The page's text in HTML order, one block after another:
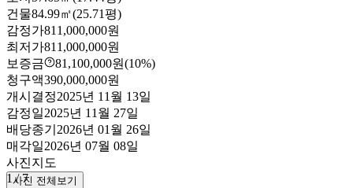
건물84.99㎡(25.71평)
감정가811,000,000원
최저가811,000,000원
보증금
81,100,000원(10%)
청구액390,000,000원
개시결정2025년 11월 13일
감정일2025년 11월 27일
배당종기 2026년 01월 26일
매각일2026년 07월 08일
사진지도
1 /7
사진 전체보기